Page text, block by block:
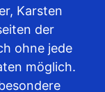
Karsten
der
ohne jede
möglich.